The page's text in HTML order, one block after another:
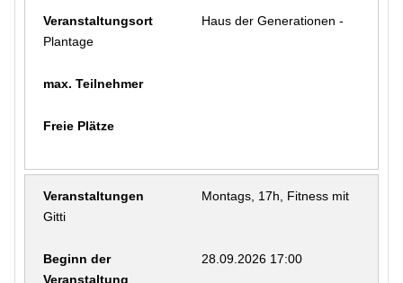
Haus der Generationen -
Plantage
Montags, 17h, Fitness mit
Gitti
28.09.2026 17:00